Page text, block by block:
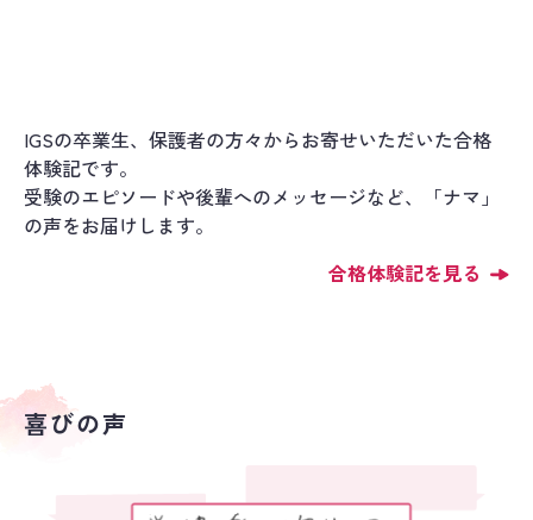
IGSの卒業生、保護者の方々からお寄せいただいた合格
体験記です。
受験のエピソードや後輩へのメッセージなど、「ナマ」
の声をお届けします。
合格体験記を見る
喜びの声